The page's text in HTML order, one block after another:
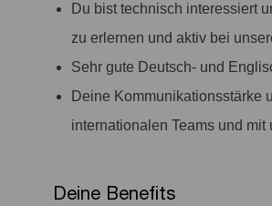
Du bist technisch interessiert
zu erlernen und aktiv bei
Sehr gute Deutsch- und
Deine Kommunikationsstärke
internationalen Teams und mit
Deine Benefits